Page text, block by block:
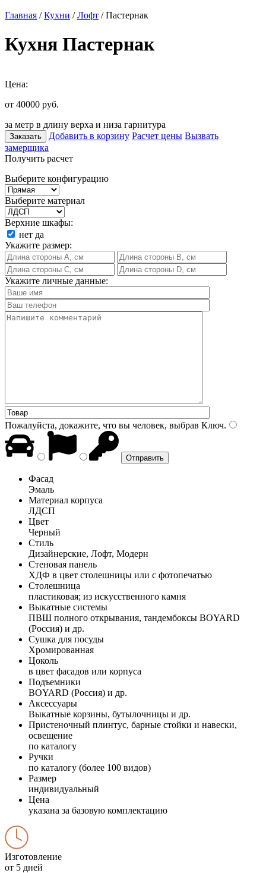
Главная /Кухни /Лофт / Пастернак
Кухня Пастернак
Цена:
от 40000 руб.
за метр в длину верха и низа гарнитура
Заказать Добавить в корзину Расчет цены Вызвать
замерщика
Получить расчет
Выберите конфигурацию
Выберите материал
Верхние шкафы:
нет да
Укажите размер:
Укажите личные данные:
Пожалуйста, докажите, что вы человек, выбрав Ключ.
Фасад
Эмаль
Материал корпуса
ЛДСП
Цвет
Черный
Стиль
Дизайнерские, Лофт, Модерн
Стеновая панель
ХДФ в цвет столешницы или с фотопечатью
Столешница
пластиковая; из искусственного камня
Выкатные системы
ПВШ полного открывания, тандембоксы BOYARD
(Россия) и др.
Сушка для посуды
Хромированная
Цоколь
в цвет фасадов или корпуса
Подъемники
BOYARD (Россия) и др.
Аксессуары
Выкатные корзины, бутылочницы и др.
Пристеночный плинтус, барные стойки и навески,
освещение
по каталогу
Ручки
по каталогу (более 100 видов)
Размер
индивидуальный
Цена
указана за базовую комплектацию
Изготовление
от 5 дней